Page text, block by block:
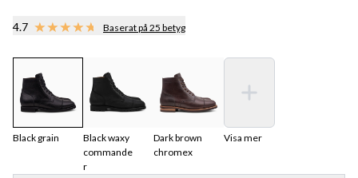
4.7 Baserat på 25 betyg
Black grain
Black waxy
commande
r
Dark brown
chromex
Visa mer